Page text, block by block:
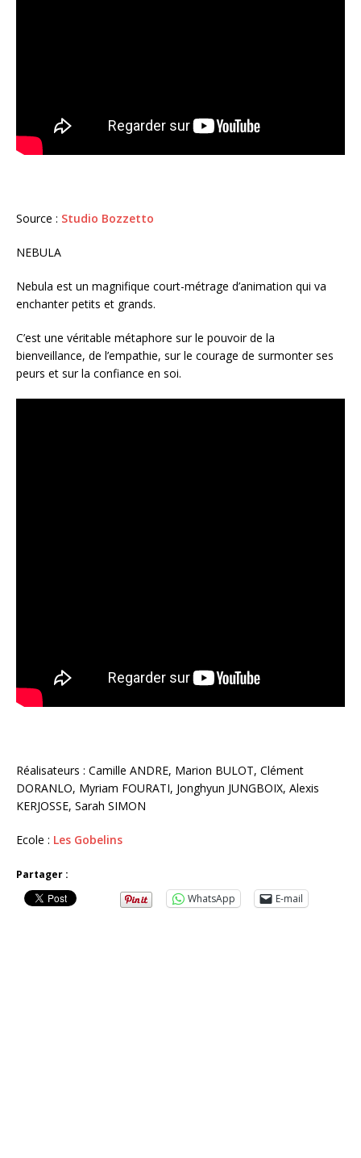
Source : Studio Bozzetto
NEBULA
Nebula est un magnifique court-métrage d’animation qui va
enchanter petits et grands.
C’est une véritable métaphore sur le pouvoir de la
bienveillance, de l’empathie, sur le courage de surmonter ses
peurs et sur la confiance en soi.
Réalisateurs : Camille ANDRE, Marion BULOT, Clément
DORANLO, Myriam FOURATI, Jonghyun JUNGBOIX, Alexis
KERJOSSE, Sarah SIMON
Ecole : Les Gobelins
Partager :
WhatsApp
E-mail